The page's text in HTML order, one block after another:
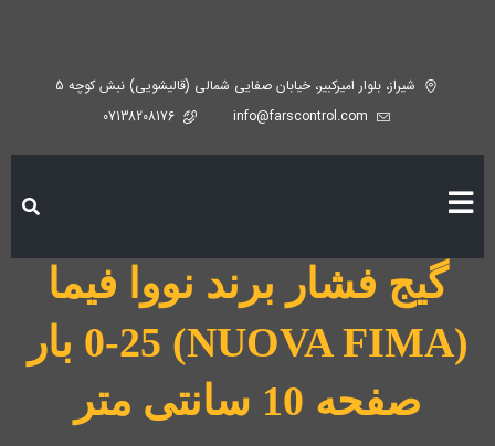
شیراز، بلوار امیرکبیر، خیابان صفایی شمالی (قالیشویی) نبش کوچه 5
info@farscontrol.com
07138208176
گیج فشار برند نووا فیما
(NUOVA FIMA) 0-25 بار
صفحه 10 سانتی متر